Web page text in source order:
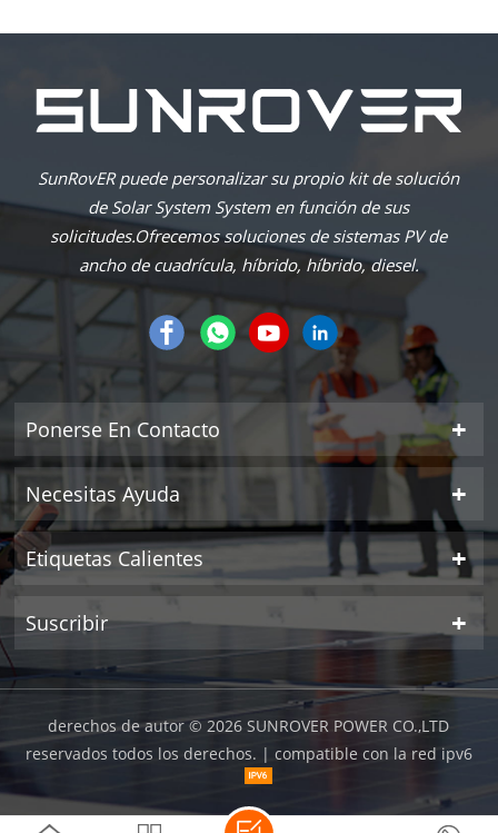
SunRovER puede personalizar su propio kit de solución
de Solar System System en función de sus
solicitudes.Ofrecemos soluciones de sistemas PV de
ancho de cuadrícula, híbrido, híbrido, diesel.
Ponerse En Contacto
Necesitas Ayuda
Etiquetas Calientes
Suscribir
derechos de autor © 2026 SUNROVER POWER CO.,LTD
reservados todos los derechos. | compatible con la red ipv6